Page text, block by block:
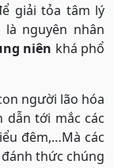
giải tỏa tâm lý
nguyên nhân
niên khá phổ
người lão hóa
dẫn tới mắc các
đêm,…Mà các
thức chúng